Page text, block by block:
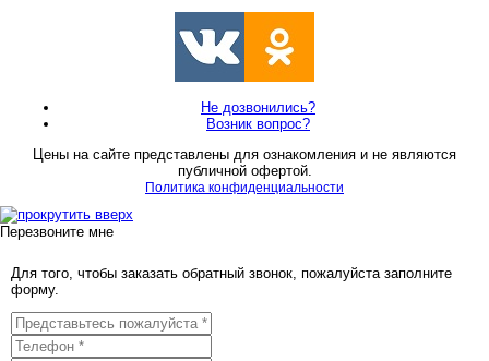
Не дозвонились?
Возник вопрос?
Цены на сайте представлены для ознакомления и не являются
публичной офертой.
Политика конфиденциальности
Перезвоните мне
Для того, чтобы заказать обратный звонок, пожалуйста заполните
форму.